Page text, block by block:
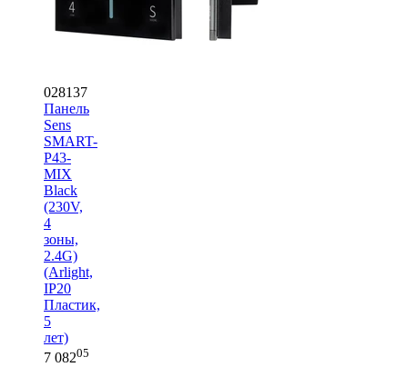
028137
Панель
Sens
SMART-
P43-
MIX
Black
(230V,
4
зоны,
2.4G)
(Arlight,
IP20
Пластик,
5
лет)
7 08205